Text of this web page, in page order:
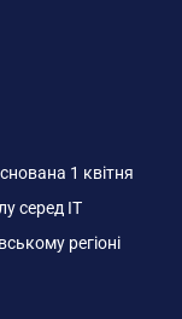
1 квітня
серед ІТ
регіоні